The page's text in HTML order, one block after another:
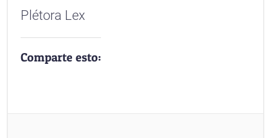
Plétora Lex
Comparte esto: